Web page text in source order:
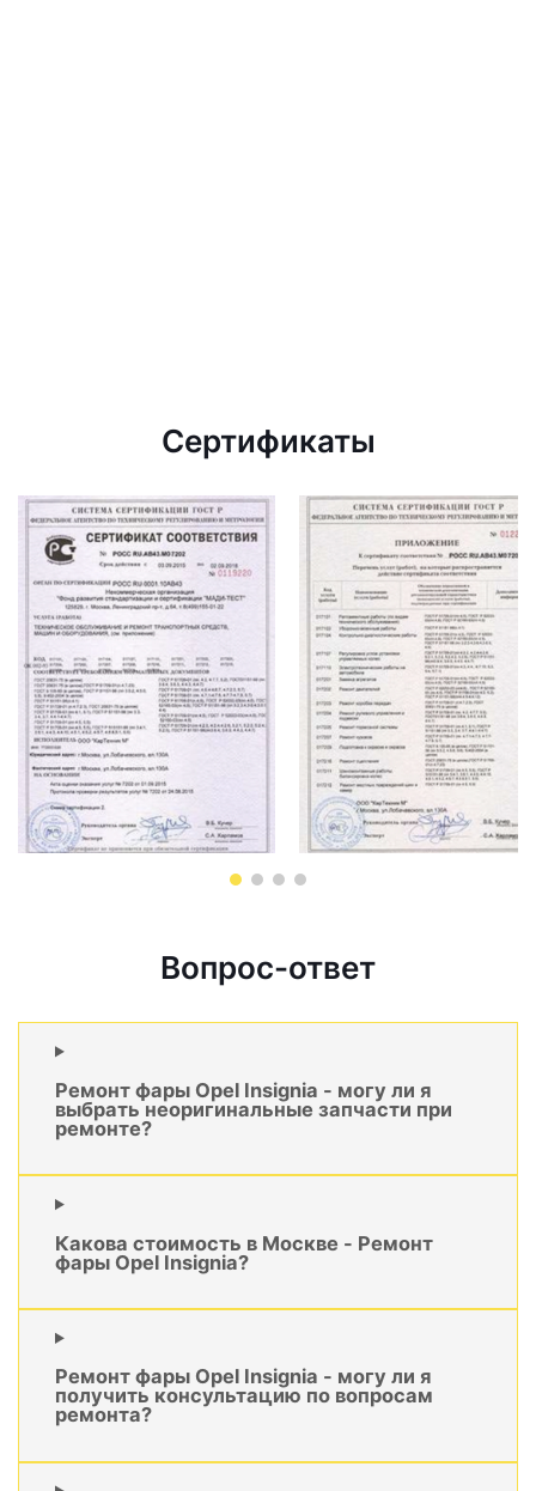
Сертификаты
Вопрос-ответ
Ремонт фары Opel Insignia - могу ли я
выбрать неоригинальные запчасти при
ремонте?
Какова стоимость в Москве - Ремонт
фары Opel Insignia?
Ремонт фары Opel Insignia - могу ли я
получить консультацию по вопросам
ремонта?